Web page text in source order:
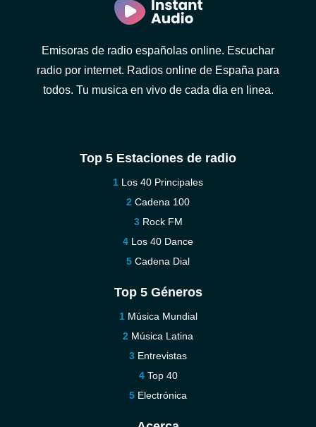
Emisoras de radio españolas online. Escuchar
radio por internet. Radios online de España para
todos. Tu musica en vivo de cada dia en linea.
Top 5 Estaciones de radio
Los 40 Principales
Cadena 100
Rock FM
Los 40 Dance
Cadena Dial
Top 5 Géneros
Música Mundial
Música Latina
Entrevistas
Top 40
Electrónica